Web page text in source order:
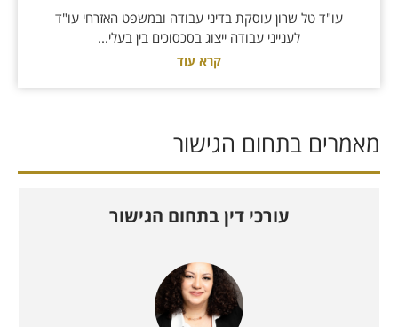
עו"ד טל שרון עוסקת בדיני עבודה ובמשפט האזרחי עו"ד
לענייני עבודה ייצוג בסכסוכים בין בעלי...
קרא עוד
מאמרים בתחום הגישור
עורכי דין בתחום הגישור